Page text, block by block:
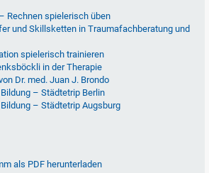
Rechnen spielerisch üben
und Skillsketten in Traumafachberatung und
spielerisch trainieren
in der Therapie
Dr. med. Juan J. Brondo
– Städtetrip Berlin
– Städtetrip Augsburg
als PDF herunterladen